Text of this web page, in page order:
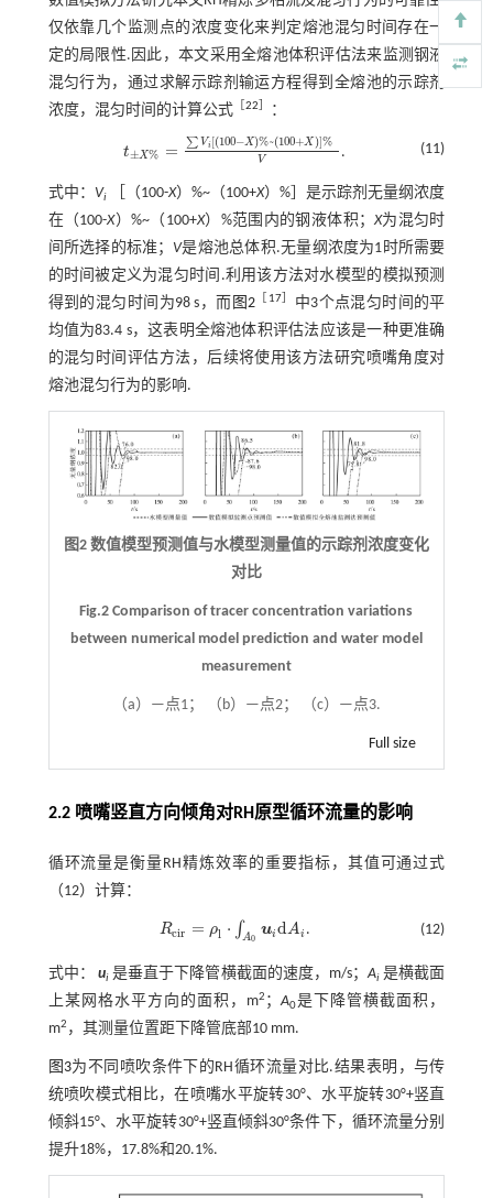
仅依靠几个监测点的浓度变化来判定熔池混匀时间存在一
定的局限性.因此，本文采用全熔池体积评估法来监测钢液
混匀行为，通过求解示踪剂输运方程得到全熔池的示踪剂
浓度，混匀时间的计算公式［ 22 ：
t±X% = ∑ Vi[(100−X)%~(100+X )]%
V
t±X%= ∑V [100-X%~100+X]%V . (11)
式中： Vi［（100-X）%~（100+X）%］是示踪剂无量纲浓度
在（100-X）%~（100+X）%范围内的钢液体积；X为混匀时
间所选择的标准； V是熔池总体积.无量纲浓度为1时所需要
的时间被定义为混匀时间.利用该方法对水模型的模拟预测
得到的混匀时间为98 s，而 图2 17］
中3个点混匀时间的平
均值为83.4 s，这表明全熔池体积评估法应该是一种更准确
的混匀时间评估方法，后续将使用该方法研究喷嘴角度对
熔池混匀行为的影响.
图2 数值模型预测值与水模型测量值的示踪剂浓度变化
对比
Fig.2 Comparison of tracer concentration variations
between numerical model prediction and water model
measurement
（a）—点1； （b）—点2； （c）—点3.
Full size
2.2 喷嘴竖直方向倾角对RH原型循环流量的影响
循环流量是衡量RH精炼效率的重要指标，其值可通过式
（12） 计算：
Rcir = ρl ⋅ ∫ A0
ui dAi
Rcir= ρl⋅ ∫A0uidA . (12)
式中： ui是垂直于下降管横截面的速度，m/s；Ai 是横截面
上某网格水平方向的面积，m2 ；A0是下降管横截面积，
m2 ，其测量位置距下降管底部10 mm.
图3为不同喷吹条件下的RH循环流量对比.结果表明，与传
统喷吹模式相比，在喷嘴水平旋转30°、水平旋转30°+竖直
倾斜15°、水平旋转30°+竖直倾斜30°条件下，循环流量分别
提升18%，17.8%和20.1%.